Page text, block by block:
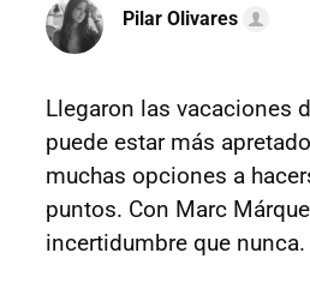
Pilar Olivares
Llegaron las vacaciones
puede estar más
muchas opciones a
puntos. Con Marc
incertidumbre que nunca.